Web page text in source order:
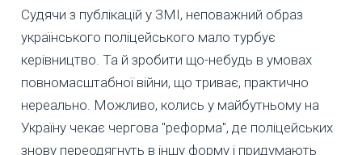
Судячи з публікацій у ЗМІ, неповажний образ
українського поліцейського мало турбує
керівництво. Та й зробити що-небудь в умовах
повномасштабної війни, що триває, практично
нереально. Можливо, колись у майбутньому на
Україну чекає чергова "реформа", де поліцейських
знову переодягнуть в іншу форму і придумають